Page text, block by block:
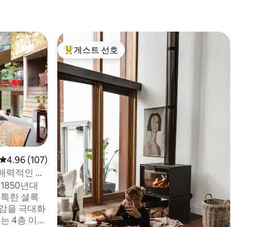
평점 4.96점(5점 만점), 후기 107개
4.96 (107)
력적인 창
년대
한 셜록
4층 이상
상위 게스트 선호
게스트 선호